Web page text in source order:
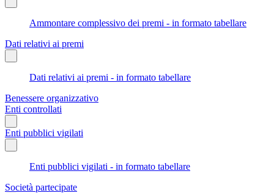
Ammontare complessivo dei premi - in formato tabellare
Dati relativi ai premi
Dati relativi ai premi - in formato tabellare
Benessere organizzativo
Enti controllati
Enti pubblici vigilati
Enti pubblici vigilati - in formato tabellare
Società partecipate